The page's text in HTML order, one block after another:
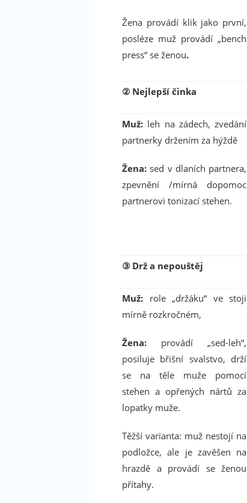
Žena provádí klik jako první,
posléze muž provádí „bench
press“ se ženou.
② Nejlepší činka
Muž: leh na zádech, zvedání
partnerky držením za hýždě
Žena: sed v dlaních partnera,
zpevnění /mírná dopomoc
partnerovi tonizací stehen.
③ Drž a nepouštěj
Muž: role „držáku“ ve stoji
mírně rozkročném,
Žena: provádí „sed-leh“,
posiluje břišní svalstvo, drží
se na těle muže pomocí
stehen a opřených nártů za
lopatky muže.
Těžší varianta: muž nestojí na
podložce, ale je zavěšen na
hrazdě a provádí se ženou
přítahy.